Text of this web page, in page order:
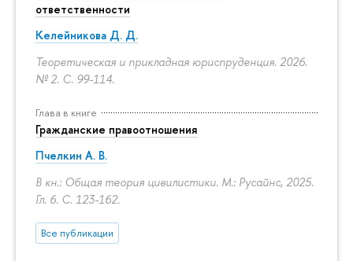
ответственности
Келейникова Д. Д.
Теоретическая и прикладная юриспруденция. 2026.
№ 2. С. 99-114.
Глава в книге
Гражданские правоотношения
Пчелкин А. В.
В кн.: Общая теория цивилистики. М.: Русайнс, 2025.
Гл. 6. С. 123-162.
Все публикации